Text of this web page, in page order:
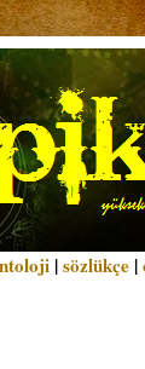
|sözlükçe |